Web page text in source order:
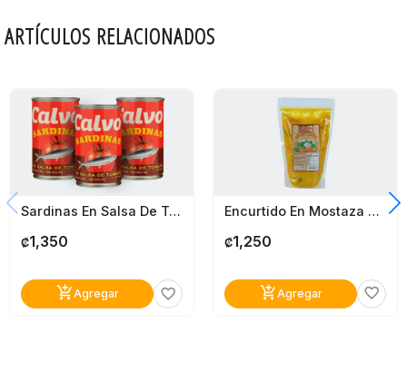
ARTÍCULOS RELACIONADOS
Sardinas En Salsa De Tomate Calvo 3 Pack
₡1,350
add_shopping_cartAgregar favorite_border
Encurtido En Mostaza Del Chef 500G
₡1,250
add_shopping_cartAgregar favorite_border